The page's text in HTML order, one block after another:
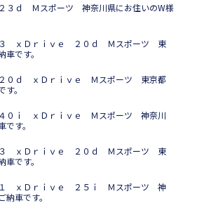
ｄ Ｍスポーツ 神奈川県にお住いのW様
ｘＤｒｉｖｅ ２０ｄ Ｍスポーツ 東
です。
０ｄ ｘＤｒｉｖｅ Ｍスポーツ 東京都
。
０ｉ ｘＤｒｉｖｅ Ｍスポーツ 神奈川
す。
ｘＤｒｉｖｅ ２０ｄ Ｍスポーツ 東
です。
ｘＤｒｉｖｅ ２５ｉ Ｍスポーツ 神
車です。